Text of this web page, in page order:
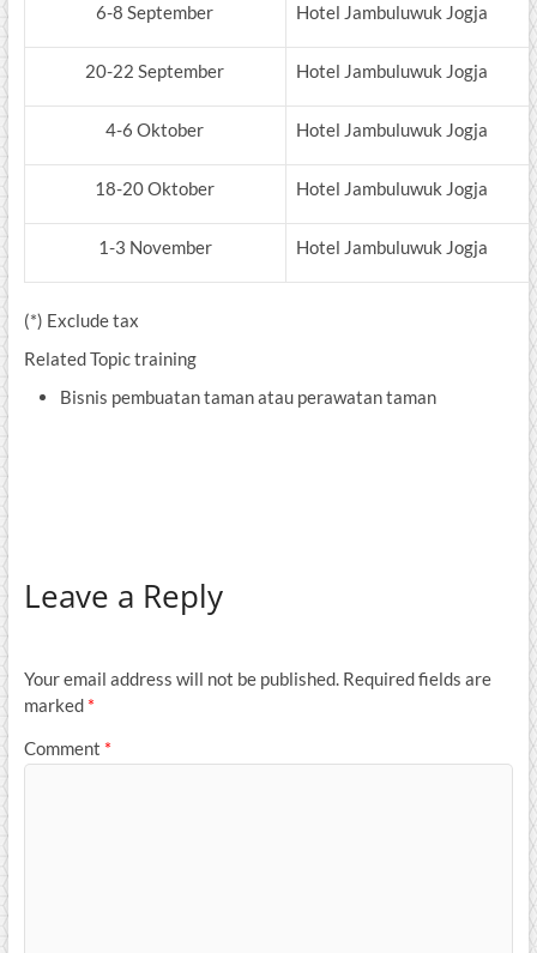
6-8 September Hotel Jambuluwuk Jogja
20-22 September Hotel Jambuluwuk Jogja
4-6 Oktober Hotel Jambuluwuk Jogja
18-20 Oktober Hotel Jambuluwuk Jogja
1-3 November Hotel Jambuluwuk Jogja
(*) Exclude tax
Related Topic training
Bisnis pembuatan taman atau perawatan taman
Leave a Reply
Your email address will not be published. Required fields are
marked *
Comment *